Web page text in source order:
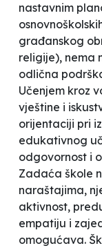
nastavnim
građanskog
religije), nema
odlična
Učenjem kroz
vještine i
orijentaciji pri
edukativnog
odgovornost i
Zadaća škole
naraštajima,
aktivnost,
empatiju i
omogućava.